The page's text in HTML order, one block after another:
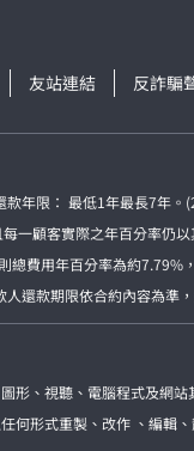
友站連結 反詐騙
年限： 最低1年最長7年
一顧客實際之年百分率仍
總費用年百分率為約
還款期限依合約內容為準
形、視聽、電腦程式及網
何形式重製、改作 、編輯